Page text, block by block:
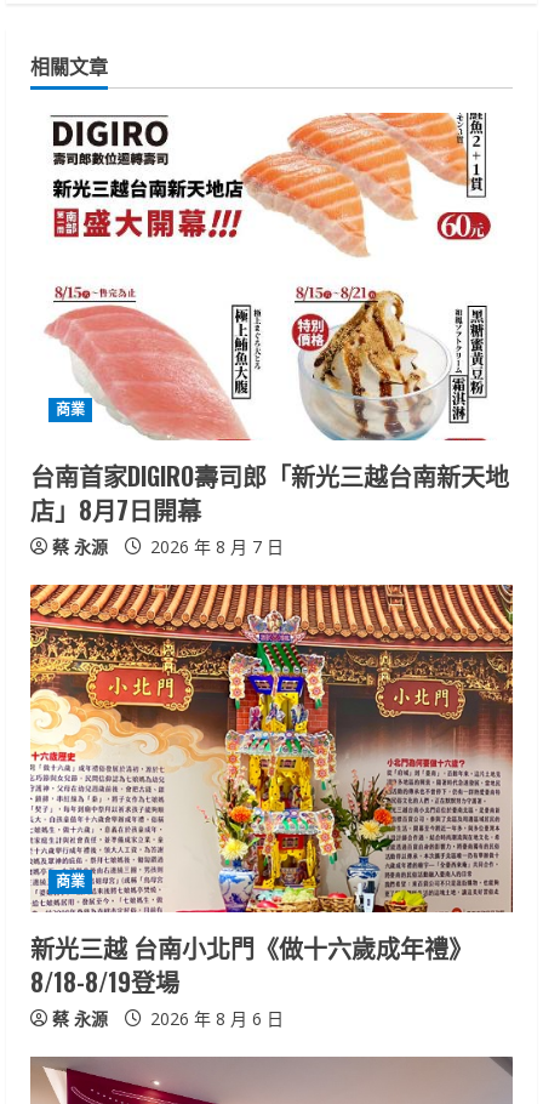
n
a
n
g
相關文章
商業
台南首家DIGIRO壽司郎「新光三越台南新天地
店」8月7日開幕
蔡 永源 2026 年 8 月 7 日
商業
新光三越 台南小北門《做十六歲成年禮》
8/18-8/19登場
蔡 永源 2026 年 8 月 6 日